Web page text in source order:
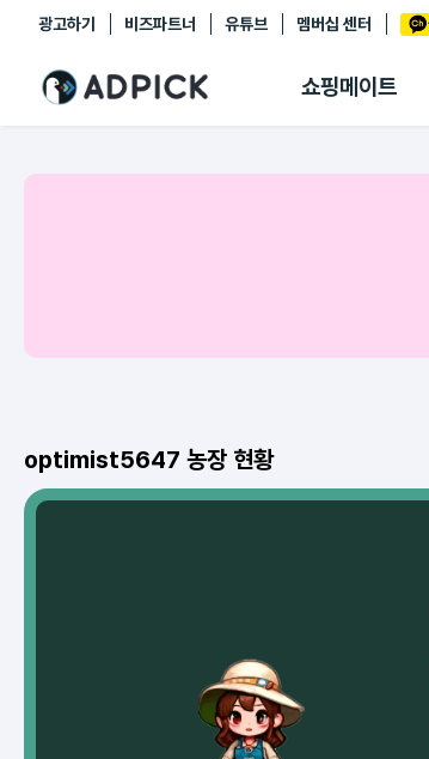
광고하기 비즈파트너 유튜브 멤버십 센터
쇼핑메이트
추천상품
쇼핑 에이전트
링크관리
optimist5647 농장 현황